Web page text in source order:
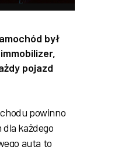
był
pojazd
powinno
każdego
auta to